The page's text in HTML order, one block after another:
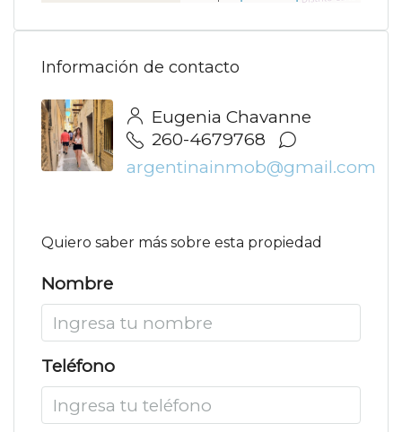
Información de contacto
Eugenia Chavanne
260-4679768
argentinainmob@gmail.com
Quiero saber más sobre esta propiedad
Nombre
Teléfono